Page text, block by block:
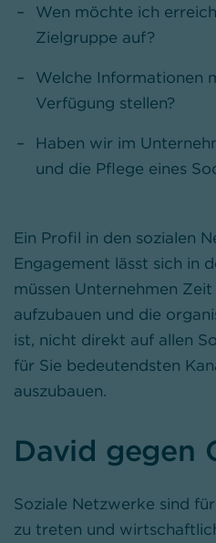
Wen möchte ich
Zielgruppe auf?
Welche Informationen
Verfügung stellen?
Haben wir im
und die Pflege eines
Ein Profil in den sozialen
Engagement lässt sich in
müssen Unternehmen Zeit
aufzubauen und die
ist, nicht direkt auf allen
für Sie bedeutendsten
auszubauen.
David gegen
Soziale Netzwerke sind
zu treten und